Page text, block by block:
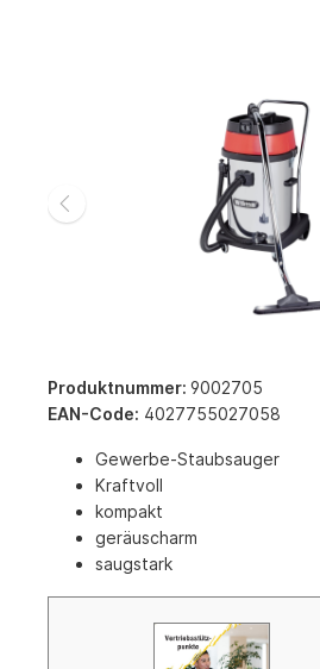
Produktnummer: 9002705
EAN-Code: 4027755027058
Gewerbe-Staubsauger
Kraftvoll
kompakt
geräuscharm
saugstark